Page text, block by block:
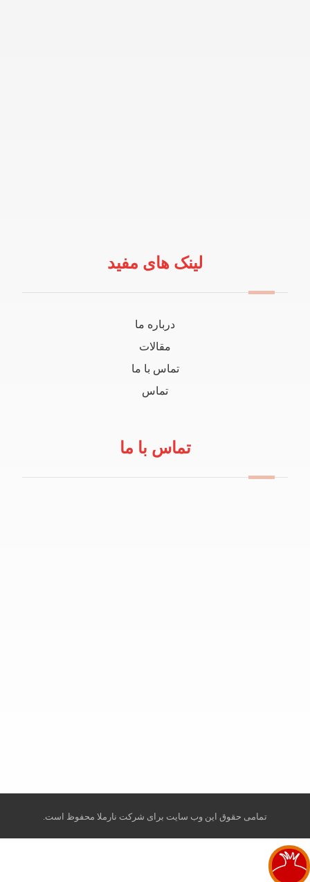
لینک های مفید
درباره ما
مقالات
تماس با ما
تماس
تماس با ما
تمامی حقوق این وب سایت برای شرکت نارملا محفوظ است.